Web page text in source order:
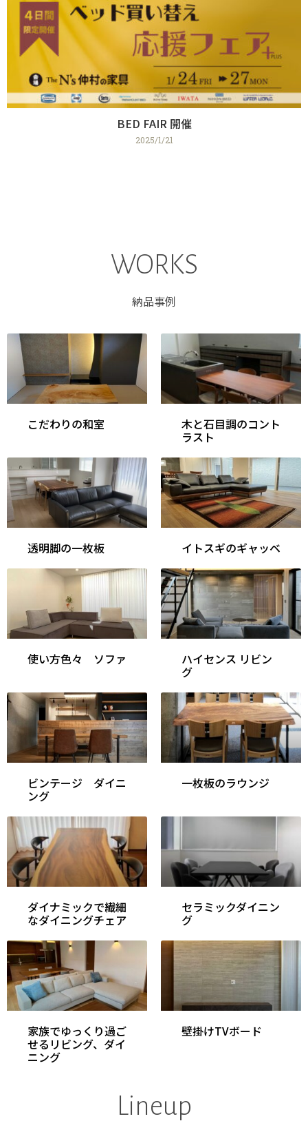
BED FAIR 開催
2025/1/21
WORKS
納品事例
こだわりの和室 木と石目調のコント
ラスト
透明脚の一枚板 イトスギのギャッベ
使い方色々 ソファ ハイセンス リビン
グ
ビンテージ ダイニ
ング
一枚板のラウンジ
ダイナミックで繊細
なダイニングチェア
セラミックダイニン
グ
家族でゆっくり過ご
せるリビング、ダイ
ニング
壁掛けTVボード
Lineup